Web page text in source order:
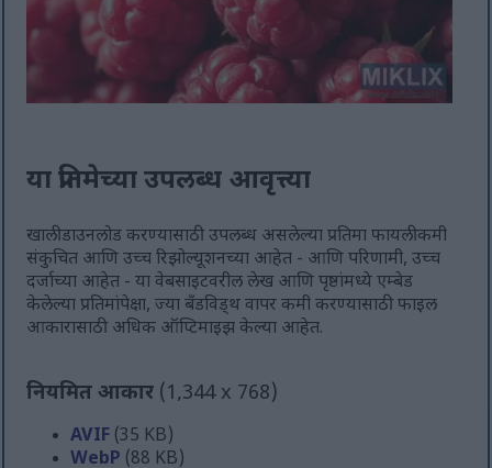
या प्रतिमेच्या उपलब्ध आवृत्त्या
खाली डाउनलोड करण्यासाठी उपलब्ध असलेल्या प्रतिमा फायली कमी
संकुचित आणि उच्च रिझोल्यूशनच्या आहेत - आणि परिणामी, उच्च
दर्जाच्या आहेत - या वेबसाइटवरील लेख आणि पृष्ठांमध्ये एम्बेड
केलेल्या प्रतिमांपेक्षा, ज्या बँडविड्थ वापर कमी करण्यासाठी फाइल
आकारासाठी अधिक ऑप्टिमाइझ केल्या आहेत.
नियमित आकार (1,344 x 768)
AVIF (35 KB)
WebP (88 KB)